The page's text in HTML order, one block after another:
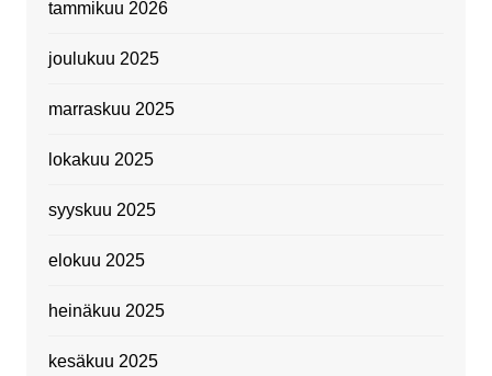
tammikuu 2026
joulukuu 2025
marraskuu 2025
lokakuu 2025
syyskuu 2025
elokuu 2025
heinäkuu 2025
kesäkuu 2025